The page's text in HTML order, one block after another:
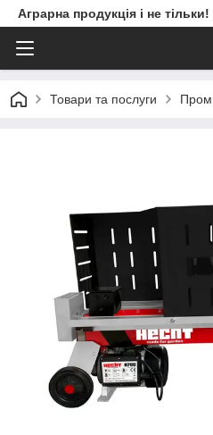
Аграрна продукція і не тільки!
Товари та послуги